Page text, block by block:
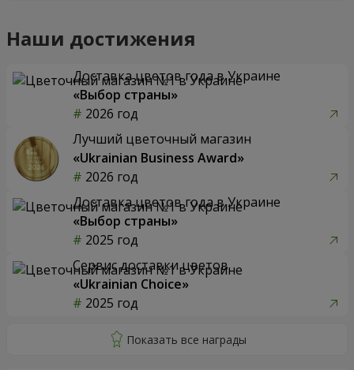
Наши достижения
Доставка цветов года в Украине
«Выбор страны»
2026 год
Лучший цветочный магазин
«Ukrainian Business Award»
2026 год
Доставка цветов года в Украине
«Выбор страны»
2025 год
Сервис доставки цветов
«Ukrainian Choice»
2025 год